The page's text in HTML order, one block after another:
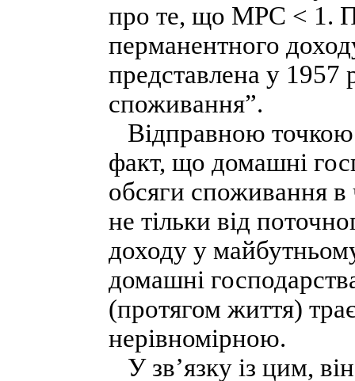
про те, що MPC < 1.
перманентного
представлена у 1957
споживання”.
Відправною
факт, що домашні
обсяги споживання в
не тільки від
доходу у
домашні
(протягом життя)
нерівномірною.
У зв’язку із цим,